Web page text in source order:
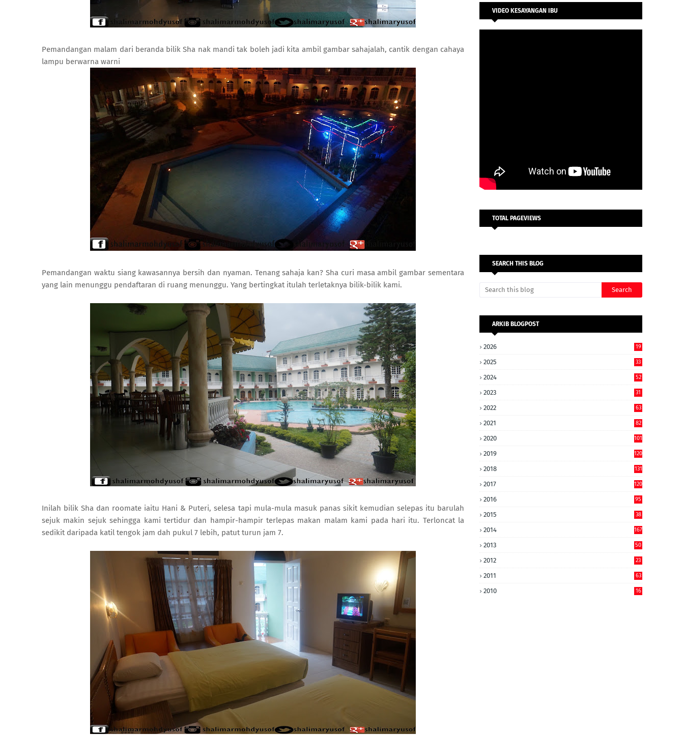
Pemandangan malam dari beranda bilik Sha nak mandi tak boleh jadi kita ambil gambar sahajalah, cantik dengan cahaya
lampu berwarna warni
Pemandangan waktu siang kawasannya bersih dan nyaman. Tenang sahaja kan? Sha curi masa ambil gambar sementara
yang lain menunggu pendaftaran di ruang menunggu. Yang bertingkat itulah terletaknya bilik-bilik kami.
Inilah bilik Sha dan roomate iaitu Hani & Puteri, selesa tapi mula-mula masuk panas sikit kemudian selepas itu barulah
sejuk makin sejuk sehingga kami tertidur dan hampir-hampir terlepas makan malam kami pada hari itu. Terloncat la
sedikit daripada katil tengok jam dah pukul 7 lebih, patut turun jam 7.
VIDEO KESAYANGAN IBU
TOTAL PAGEVIEWS
SEARCH THIS BLOG
ARKIB BLOGPOST
2026 19
2025 33
2024 52
2023 31
2022 63
2021 82
2020 101
2019 120
2018 131
2017 120
2016 95
2015 38
2014 167
2013 50
2012 23
2011 63
2010 16